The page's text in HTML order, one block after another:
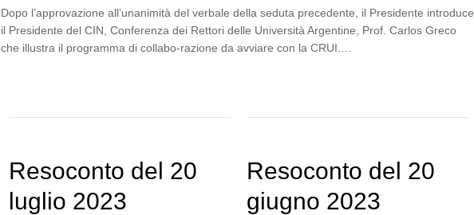
Dopo l’approvazione all’unanimità del verbale della seduta precedente, il Presidente introduce
il Presidente del CIN, Conferenza dei Rettori delle Università Argentine, Prof. Carlos Greco
che illustra il programma di collabo-razione da avviare con la CRUI.…
Resoconto del 20
luglio 2023
Resoconto del 20
giugno 2023